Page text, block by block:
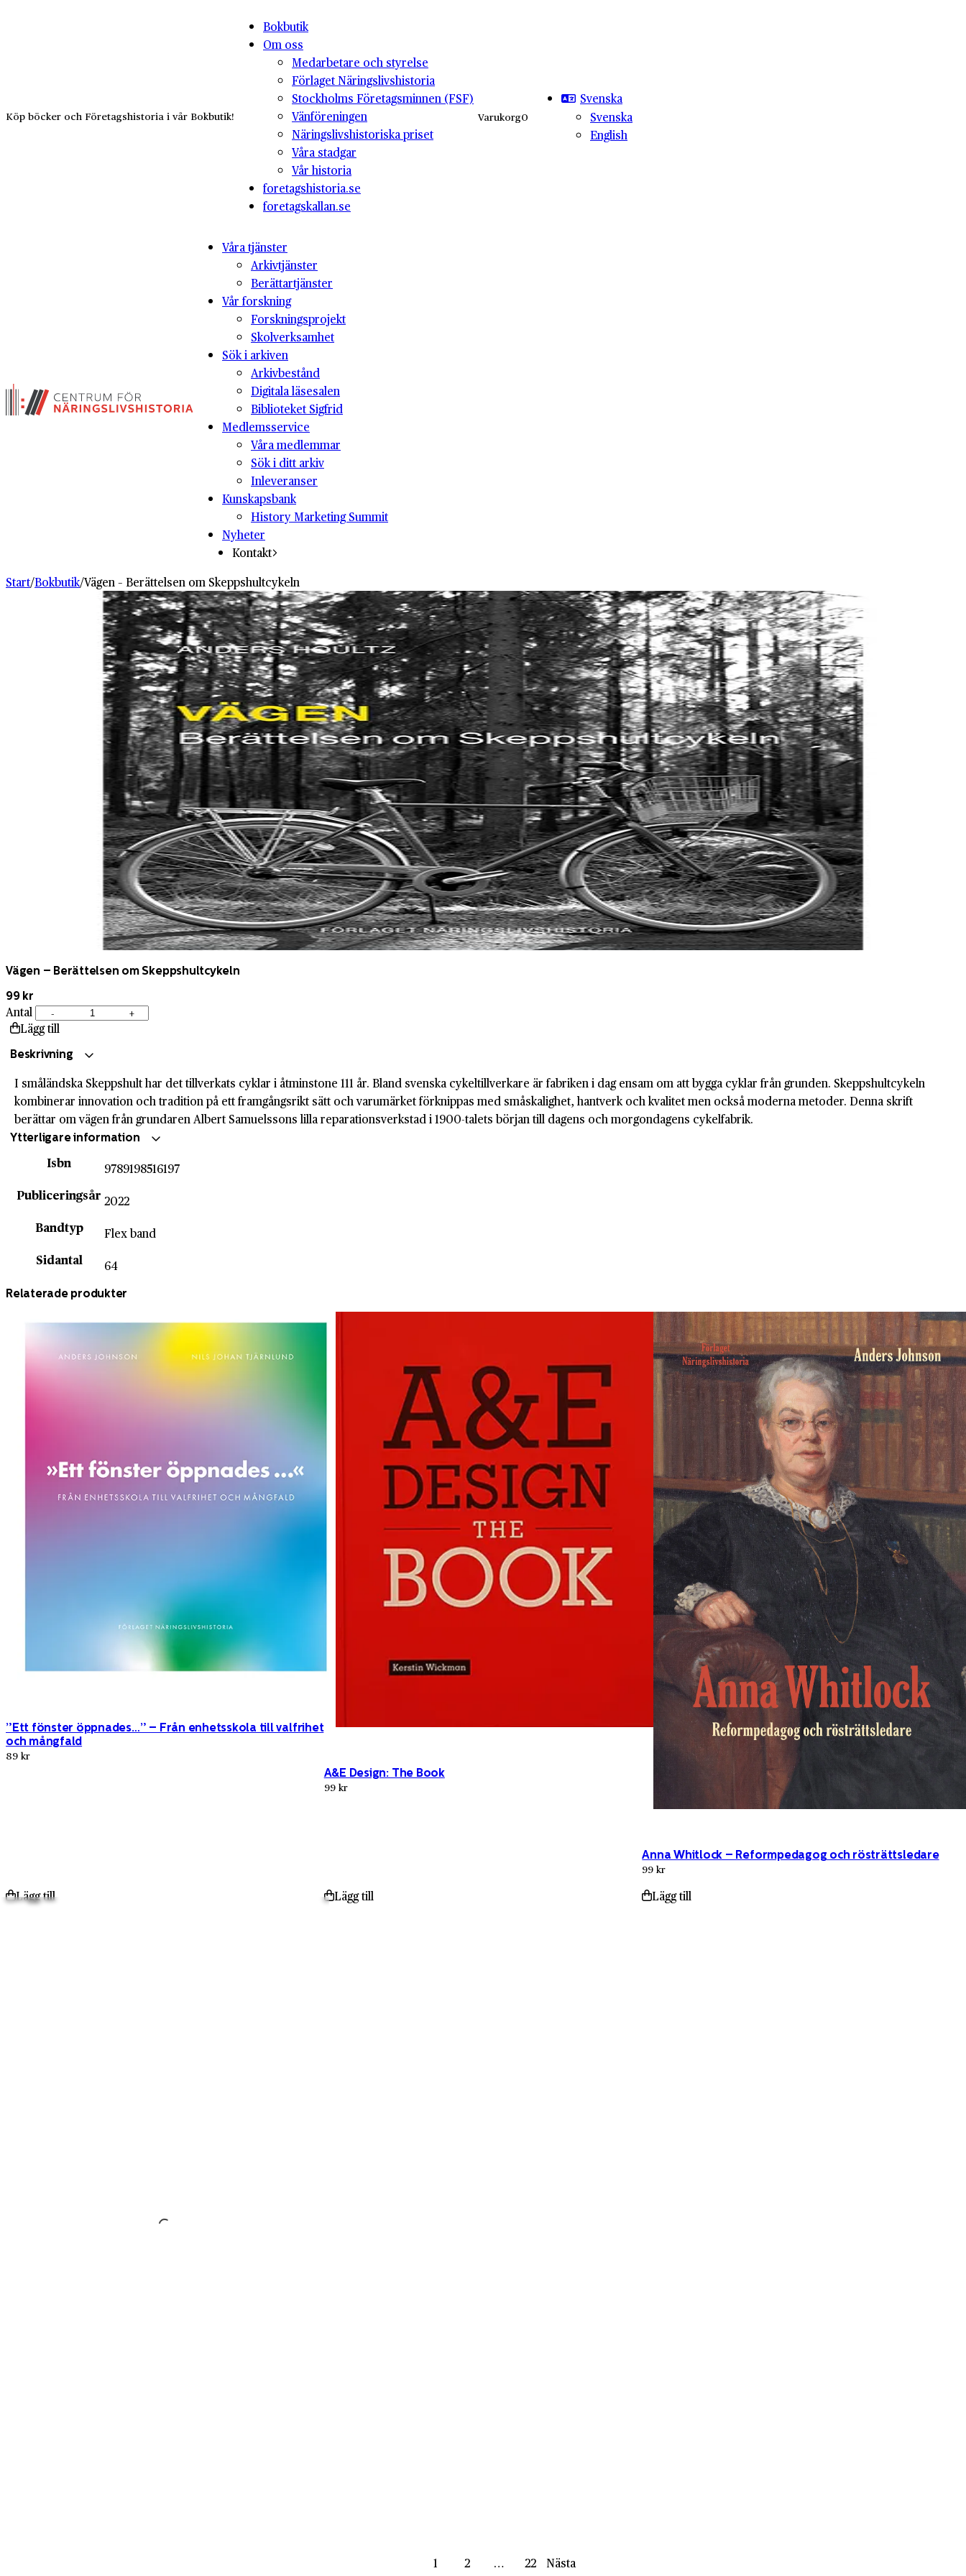
Köp böcker och Företagshistoria i vår Bokbutik!
Bokbutik
Om oss
Medarbetare och styrelse
Förlaget Näringslivshistoria
Stockholms Företagsminnen (FSF)
Vänföreningen
Näringslivshistoriska priset
Våra stadgar
Vår historia
foretagshistoria.se
foretagskallan.se
Varukorg0
Svenska
Svenska
English
Våra tjänster
Arkivtjänster
Berättartjänster
Vår forskning
Forskningsprojekt
Skolverksamhet
Sök i arkiven
Arkivbestånd
Digitala läsesalen
Biblioteket Sigfrid
Medlemsservice
Våra medlemmar
Sök i ditt arkiv
Inleveranser
Kunskapsbank
History Marketing Summit
Nyheter
Kontakt
Start/Bokbutik/Vägen – Berättelsen om Skeppshultcykeln
Vägen – Berättelsen om Skeppshultcykeln
99 kr
Antal -
Vägen
–
Berättelsen
Skeppshultcykeln
mängd
+
Lägg till
Beskrivning
I småländska Skeppshult har det tillverkats cyklar i åtminstone 111 år. Bland svenska cykeltillverkare är fabriken i dag ensam om att bygga cyklar från grunden. Skeppshultcykeln
kombinerar innovation och tradition på ett framgångsrikt sätt och varumärket förknippas med småskalighet, hantverk och kvalitet men också moderna metoder. Denna skrift
berättar om vägen från grundaren Albert Samuelssons lilla reparationsverkstad i 1900-talets början till dagens och morgondagens cykelfabrik.
Ytterligare information
Isbn
9789198516197
Publiceringsår 2022
Bandtyp
Flex band
Sidantal
64
Relaterade produkter
”Ett fönster öppnades…” – Från enhetsskola till valfrihet
och mångfald
89 kr
Lägg till
A&E Design: The Book
99 kr
Lägg till
Anna Whitlock – Reformpedagog och rösträttsledare
99 kr
Lägg till
1 2 … 22 Nästa